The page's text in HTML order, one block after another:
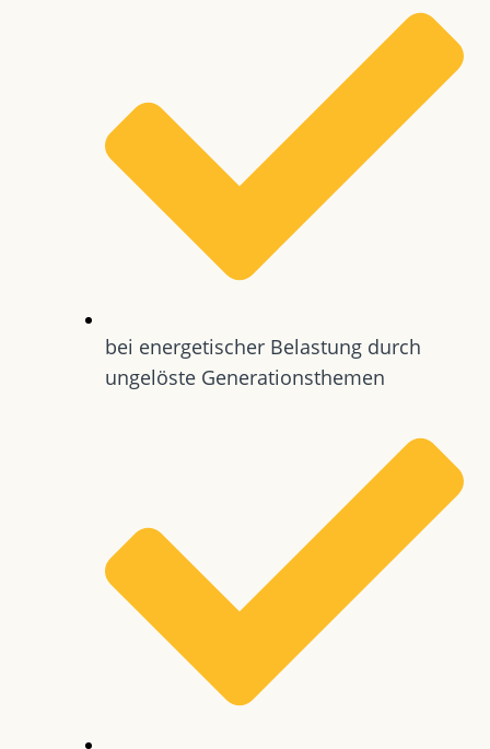
bei energetischer Belastung durch
ungelöste Generationsthemen